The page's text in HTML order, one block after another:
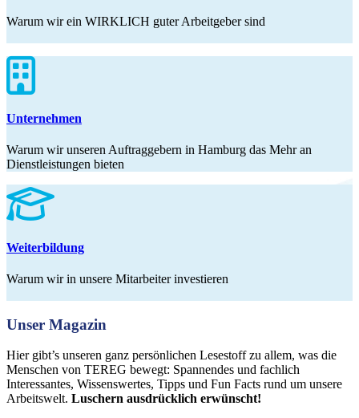
Warum wir ein WIRKLICH guter Arbeitgeber sind
Unternehmen
Warum wir unseren Auftraggebern in Hamburg das Mehr an
Dienstleistungen bieten
Weiterbildung
Warum wir in unsere Mitarbeiter investieren
Unser Magazin
Hier gibt’s unseren ganz persönlichen Lesestoff zu allem, was die
Menschen von TEREG bewegt: Spannendes und fachlich
Interessantes, Wissenswertes, Tipps und Fun Facts rund um unsere
Arbeitswelt. Luschern ausdrücklich erwünscht!